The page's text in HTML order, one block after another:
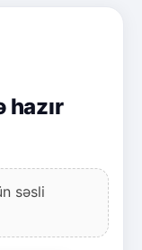
hazır
səsli